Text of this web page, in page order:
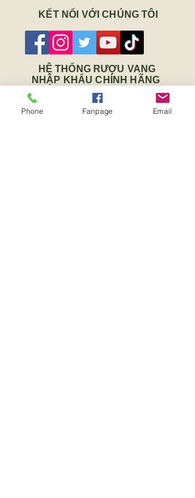
KẾT NỐI VỚI CHÚNG TÔI
HỆ THỐNG RƯỢU VANG
NHẬP KHẨU CHÍNH HÃNG
Số 19 Hoa Sứ, Phường 7, Quận
Phú Nhuận, TP.HCM
Phone Fanpage Email